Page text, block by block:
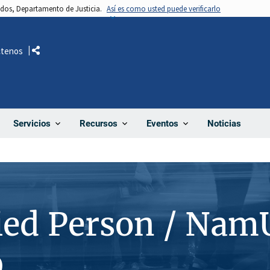
Departamento de Justicia. Así es como usted puede verificarlo
Servicios Recursos Eventos Noticias
Comparte
Person /